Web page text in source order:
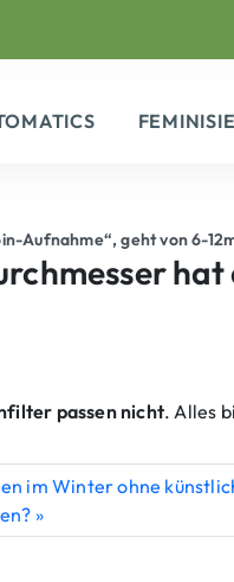
Aufnahme“, geht von 6-
passen nicht. Alles
im Winter ohne